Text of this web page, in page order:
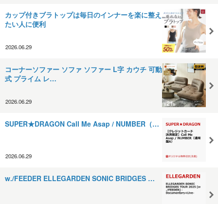
カップ付きブラトップは毎日のインナーを楽に整え
たい人に便利
2026.06.29
コーナーソファー ソファ ソファー L字 カウチ 可動
式 プライム レ…
2026.06.29
SUPER★DRAGON Call Me Asap / NUMBER（…
2026.06.29
w./FEEDER ELLEGARDEN SONIC BRIDGES …